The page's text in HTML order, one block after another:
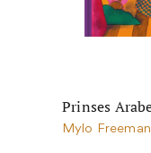
Prinses
Mylo Freeman